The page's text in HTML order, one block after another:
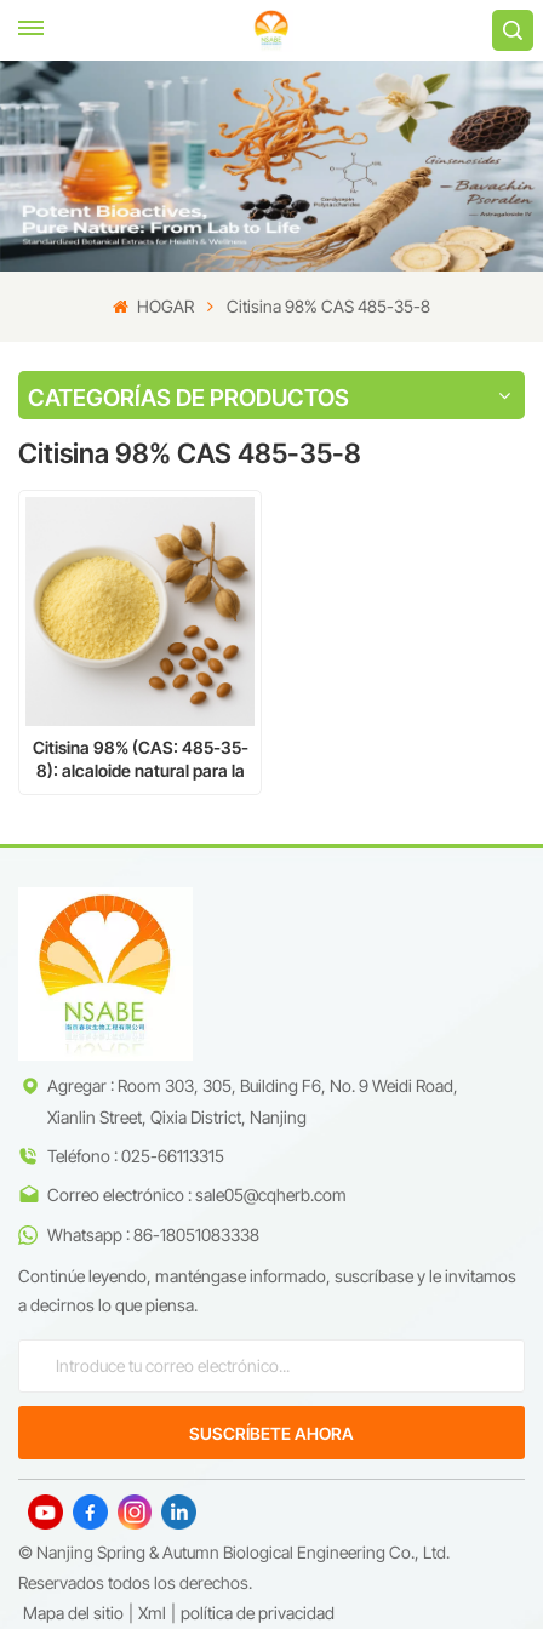
HOGAR Citisina 98% CAS 485-35-8
CATEGORÍAS DE PRODUCTOS
Citisina 98% CAS 485-35-8
Citisina 98% (CAS: 485-35-
8): alcaloide natural para la
Agregar : Room 303, 305, Building F6, No. 9 Weidi Road,
Xianlin Street, Qixia District, Nanjing
Teléfono : 025-66113315
Correo electrónico : sale05@cqherb.com
Whatsapp : 86-18051083338
Continúe leyendo, manténgase informado, suscríbase y le invitamos
a decirnos lo que piensa.
© Nanjing Spring & Autumn Biological Engineering Co., Ltd.
Reservados todos los derechos.
Mapa del sitio
Xml política de privacidad